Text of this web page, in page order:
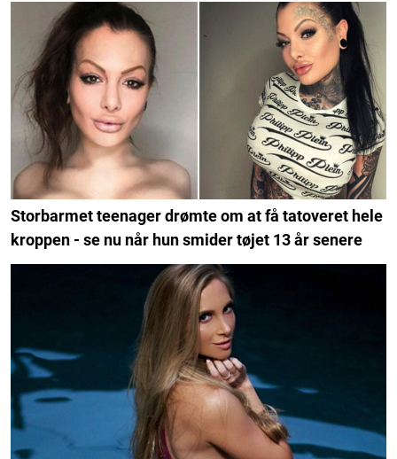
Storbarmet teenager drømte om at få tatoveret hele
kroppen - se nu når hun smider tøjet 13 år senere